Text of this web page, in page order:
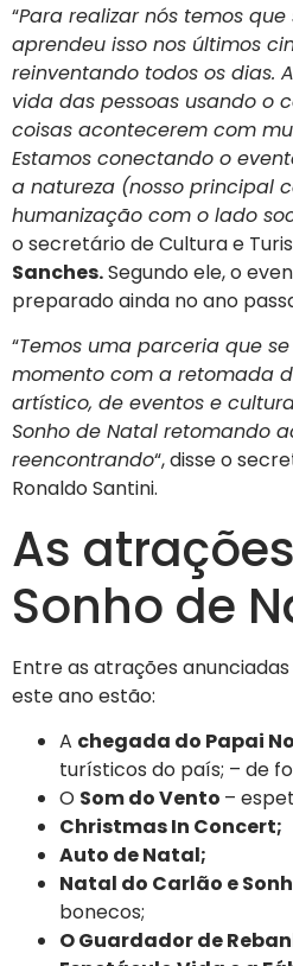
“Para realizar nós temos que
aprendeu isso nos últimos
reinventando todos os dias.
vida das pessoas usando o
coisas acontecerem com
Estamos conectando o
a natureza (nosso principal
humanização com o lado
o secretário de Cultura e
Sanches.Segundo ele, o
preparado ainda no ano
“Temos uma parceria que
momento com a retomada
artístico, de eventos e
Sonho de Natal retomando
reencontrando“, disse o
Ronaldo Santini.
As
Sonho de
Entre as atrações
este ano estão:
A chegada do Papai
turísticos do país; – de
O Som do Vento –
Christmas In Concert;
Auto de Natal;
Natal do Carlão e
bonecos;
O Guardador de